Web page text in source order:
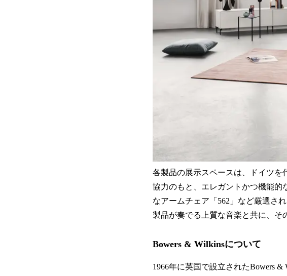
各製品の展示スペースは、ドイツを
協力のもと、エレガントかつ機能的
なアームチェア「562」など厳選さ
製品が奏でる上質な音楽と共に、そ
Bowers & Wilkinsについて
1966年に英国で設立されたBowers